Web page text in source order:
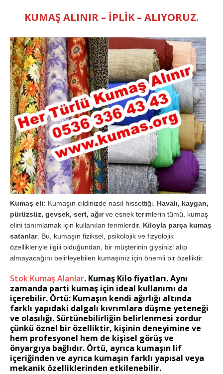
KUMAŞ ALINIR – İPLİK – ALIYORUZ.
Kumaş eli: Kumaşın cildinizde nasıl hissettiği. Havalı, kaygan,
pürüzsüz, gevşek, sert, ağırve esnek terimlerin tümü, kumaş
elini tanımlamak için kullanılan terimlerdir. Kiloyla parça kumaş
satanlar. Bu, kumaşın fiziksel, psikolojik ve fizyolojik
özellikleriyle ilgili olduğundan, bir müşterinin giysinizi alıp
almayacağını belirleyebilen kumaşınız için önemli bir özelliktir.
Stok Kumaş Alanlar. Kumaş Kilo fiyatları. Aynı
zamanda parti kumaş için ideal kullanımı da
içerebilir. Örtü: Kumaşın kendi ağırlığı altında
farklı yapıdaki dalgalı kıvrımlara düşme yeteneği
ve olasılığı. Sürtünebilirliğin belirlenmesi zordur
çünkü öznel bir özelliktir, kişinin deneyimine ve
hem profesyonel hem de kişisel görüş ve
önyargıya bağlıdır. Örtü, ayrıca kumaşın lif
içeriğinden ve ayrıca kumaşın farklı yapısal veya
mekanik özelliklerinden etkilenebilir.